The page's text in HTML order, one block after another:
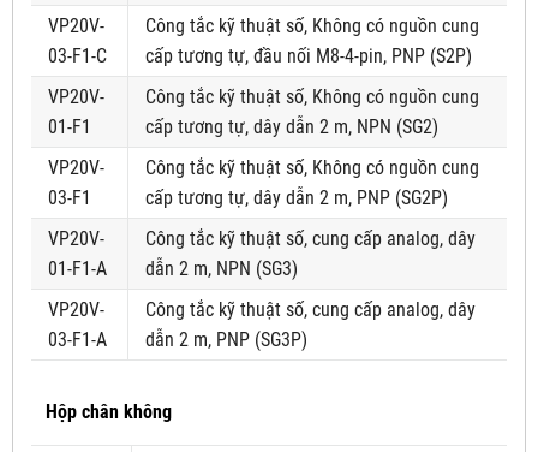
VP20V-
03-F1-C
Công tắc kỹ thuật số, Không có nguồn cung
cấp tương tự, đầu nối M8-4-pin, PNP (S2P)
VP20V-
01-F1
Công tắc kỹ thuật số, Không có nguồn cung
cấp tương tự, dây dẫn 2 m, NPN (SG2)
VP20V-
03-F1
Công tắc kỹ thuật số, Không có nguồn cung
cấp tương tự, dây dẫn 2 m, PNP (SG2P)
VP20V-
01-F1-A
Công tắc kỹ thuật số, cung cấp analog, dây
dẫn 2 m, NPN (SG3)
VP20V-
03-F1-A
Công tắc kỹ thuật số, cung cấp analog, dây
dẫn 2 m, PNP (SG3P)
Hộp chân không